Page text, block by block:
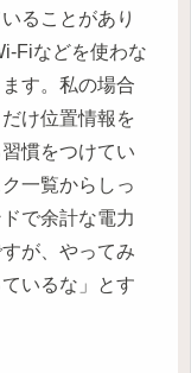
ることがあり
Fiなどを使わな
す。私の場合
け位置情報を
慣をつけてい
一覧からしっ
で余計な電力
が、やってみ
いるな」とす